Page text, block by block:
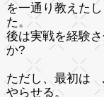
を一通り教えた
た。
後は実戦を経験
か?
ただし、最初は
やらせる。